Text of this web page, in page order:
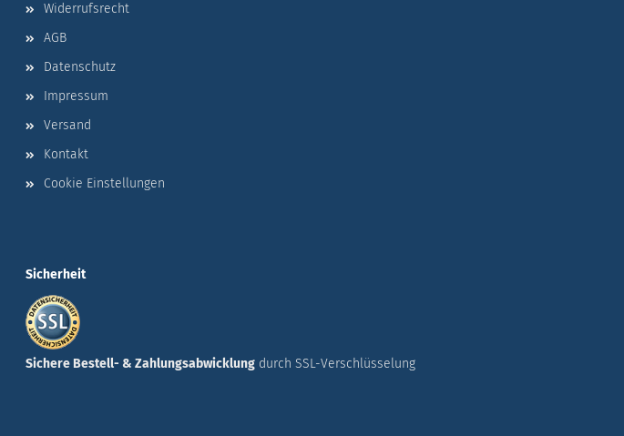
Widerrufsrecht
AGB
Datenschutz
Impressum
Versand
Kontakt
Cookie Einstellungen
Sicherheit
Sichere Bestell- & Zahlungsabwicklung durch SSL-Verschlüsselung